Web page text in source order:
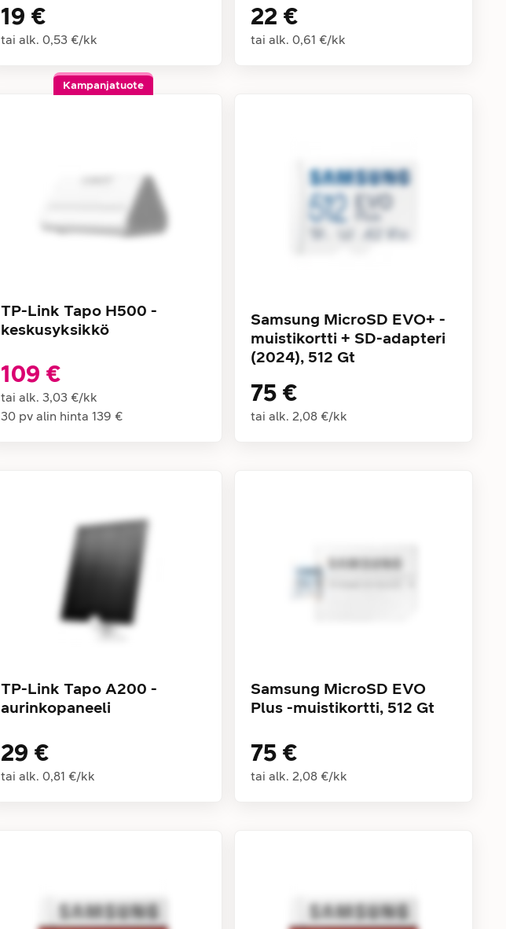
19 €
tai alk. 0,53 €/kk
22 €
tai alk. 0,61 €/kk
Kampanjatuote
TP-Link Tapo H500 -
keskusyksikkö
109 €
tai alk. 3,03 €/kk
30 pv alin hinta 139 €
Samsung MicroSD EVO+ -
muistikortti + SD-adapteri
(2024), 512 Gt
75 €
tai alk. 2,08 €/kk
TP-Link Tapo A200 -
aurinkopaneeli
29 €
tai alk. 0,81 €/kk
Samsung MicroSD EVO
Plus -muistikortti, 512 Gt
75 €
tai alk. 2,08 €/kk